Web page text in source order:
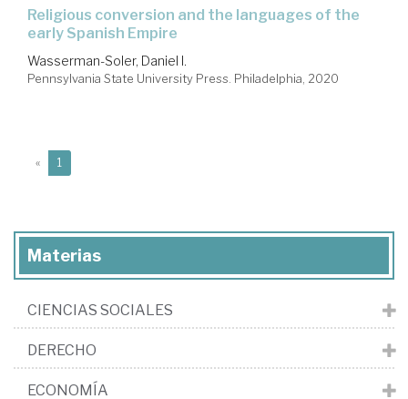
religious conversion and the languages of the
early Spanish Empire
Wasserman-Soler, Daniel I.
Pennsylvania State University Press. Philadelphia, 2020
« 1
Materias
CIENCIAS SOCIALES
DERECHO
ECONOMÍA